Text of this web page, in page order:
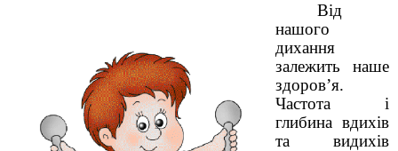
Від
нашого
дихання
залежить наше
здоров’я.
Частота і
глибина вдихів
та видихів